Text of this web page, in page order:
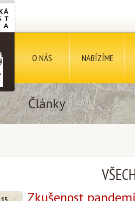
O NÁS NABÍZÍME
Články
Zkušenost